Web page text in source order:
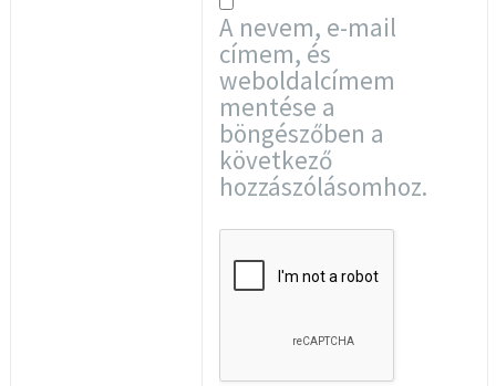
A nevem, e-mail
címem, és
weboldalcímem
mentése a
böngészőben a
következő
hozzászólásomhoz.